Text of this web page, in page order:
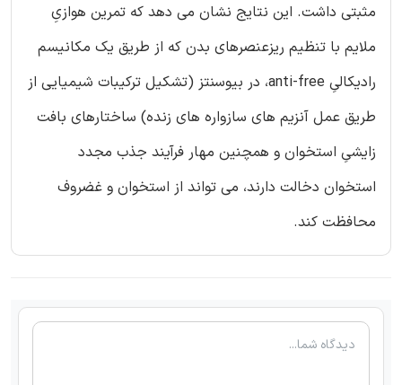
مثبتی داشت. این نتایج نشان می دهد که تمرین هوازیِ
ملایم با تنظیم ریزعنصرهای بدن که از طریق یک مکانیسم
رادیکالیِ anti-free، در بیوسنتز (تشکیل ترکیبات شیمیایی از
طریق عمل آنزیم های سازواره های زنده) ساختارهای بافت
زایشیِ استخوان و همچنین مهار فرآیند جذب مجدد
استخوان دخالت دارند، می تواند از استخوان و غضروف
محافظت کند.